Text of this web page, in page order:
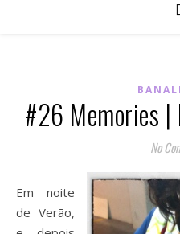
#26 Memories |
No
Em noite
de Verão,